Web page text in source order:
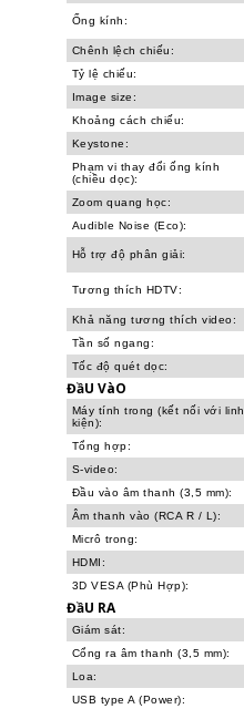
Ống kính:
Chênh lệch chiếu:
Tỷ lệ chiếu:
Image size:
Khoảng cách chiếu:
Keystone:
Phạm vi thay đổi ống kính
(chiều dọc):
Zoom quang học:
Audible Noise (Eco):
Hỗ trợ độ phân giải:
Tương thích HDTV:
Khả năng tương thích video:
Tần số ngang:
Tốc độ quét dọc:
ĐầU VàO
Máy tính trong (kết nối với linh
kiện):
Tổng hợp:
S-video:
Đầu vào âm thanh (3,5 mm):
Âm thanh vào (RCA R / L):
Micrô trong:
HDMI:
3D VESA (Phù Hợp):
ĐầU RA
Giám sát:
Cổng ra âm thanh (3,5 mm):
Loa:
USB type A (Power):